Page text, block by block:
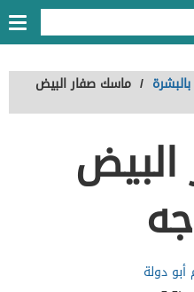
/ ماسك صفار البيض
أبو دولة